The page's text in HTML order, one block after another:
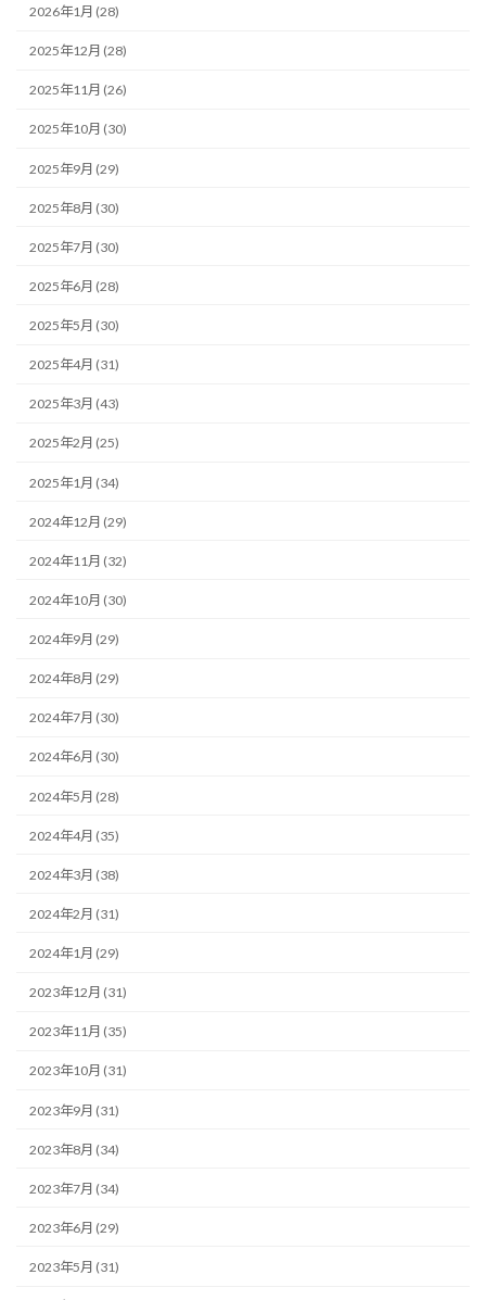
2026年1月 (28)
2025年12月 (28)
2025年11月 (26)
2025年10月 (30)
2025年9月 (29)
2025年8月 (30)
2025年7月 (30)
2025年6月 (28)
2025年5月 (30)
2025年4月 (31)
2025年3月 (43)
2025年2月 (25)
2025年1月 (34)
2024年12月 (29)
2024年11月 (32)
2024年10月 (30)
2024年9月 (29)
2024年8月 (29)
2024年7月 (30)
2024年6月 (30)
2024年5月 (28)
2024年4月 (35)
2024年3月 (38)
2024年2月 (31)
2024年1月 (29)
2023年12月 (31)
2023年11月 (35)
2023年10月 (31)
2023年9月 (31)
2023年8月 (34)
2023年7月 (34)
2023年6月 (29)
2023年5月 (31)